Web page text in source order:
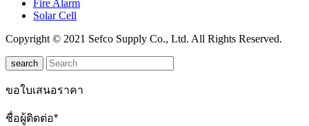
Fire Alarm
Solar Cell
Copyright © 2021 Sefco Supply Co., Ltd. All Rights Reserved.
search
ขอใบเสนอราคา
ชื่อผู้ติดต่อ*